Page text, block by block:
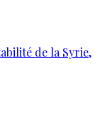
de la Syrie,